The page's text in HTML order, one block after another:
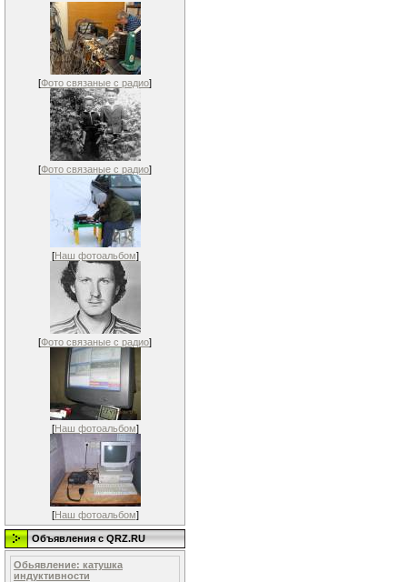
[Фото связаные с радио]
[Фото связаные с радио]
[Наш фотоальбом]
[Фото связаные с радио]
[Наш фотоальбом]
[Наш фотоальбом]
Объявления c QRZ.RU
Обьявление: катушка
индуктивности